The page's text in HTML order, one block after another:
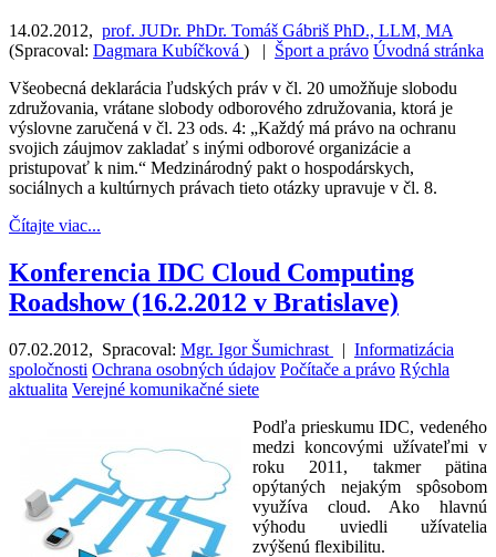
14.02.2012, prof. JUDr. PhDr. Tomáš Gábriš PhD., LLM, MA
(Spracoval: Dagmara Kubíčková ) | Šport a právo Úvodná stránka
Všeobecná deklarácia ľudských práv v čl. 20 umožňuje slobodu
združovania, vrátane slobody odborového združovania, ktorá je
výslovne zaručená v čl. 23 ods. 4: „Každý má právo na ochranu
svojich záujmov zakladať s inými odborové organizácie a
pristupovať k nim.“ Medzinárodný pakt o hospodárskych,
sociálnych a kultúrnych právach tieto otázky upravuje v čl. 8.
Čítajte viac...
Konferencia IDC Cloud Computing
Roadshow (16.2.2012 v Bratislave)
07.02.2012, Spracoval: Mgr. Igor Šumichrast | Informatizácia
spoločnosti Ochrana osobných údajov Počítače a právo Rýchla
aktualita Verejné komunikačné siete
Podľa prieskumu IDC, vedeného
medzi koncovými užívateľmi v
roku 2011, takmer pätina
opýtaných nejakým spôsobom
využíva cloud. Ako hlavnú
výhodu uviedli užívatelia
zvýšenú flexibilitu.